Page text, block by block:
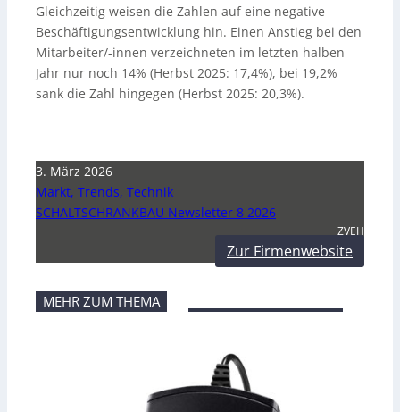
Gleichzeitig weisen die Zahlen auf eine negative
Beschäftigungsentwicklung hin. Einen Anstieg bei den
Mitarbeiter/-innen verzeichneten im letzten halben
Jahr nur noch 14% (Herbst 2025: 17,4%), bei 19,2%
sank die Zahl hingegen (Herbst 2025: 20,3%).
3. März 2026
Markt, Trends, Technik
SCHALTSCHRANKBAU Newsletter 8 2026
ZVEH
Zur Firmenwebsite
MEHR ZUM THEMA